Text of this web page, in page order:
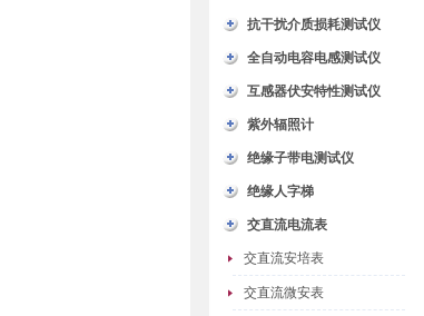
抗干扰介质损耗测试仪
全自动电容电感测试仪
互感器伏安特性测试仪
紫外辐照计
绝缘子带电测试仪
绝缘人字梯
交直流电流表
交直流安培表
交直流微安表